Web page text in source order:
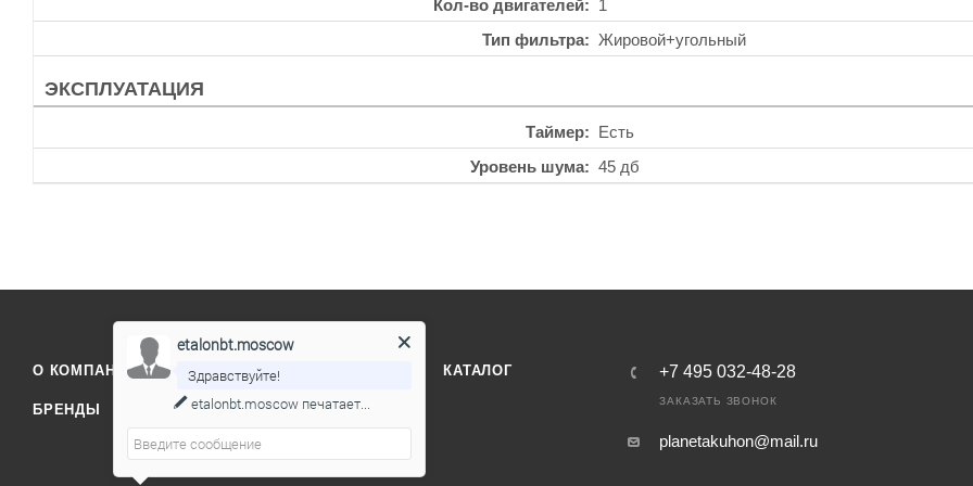
Кол-во двигателей
1
Тип фильтра
Жировой+угольный
ЭКСПЛУАТАЦИЯ
Таймер
Есть
Уровень шума
45 дб
О КОМПАНИИ ОТЗЫВЫ КАТАЛОГ
БРЕНДЫ
+7 495 032-48-28
ЗАКАЗАТЬ ЗВОНОК
planetakuhon@mail.ru
etalonbt.moscow
Здравствуйте!
etalonbt.moscow печатает...